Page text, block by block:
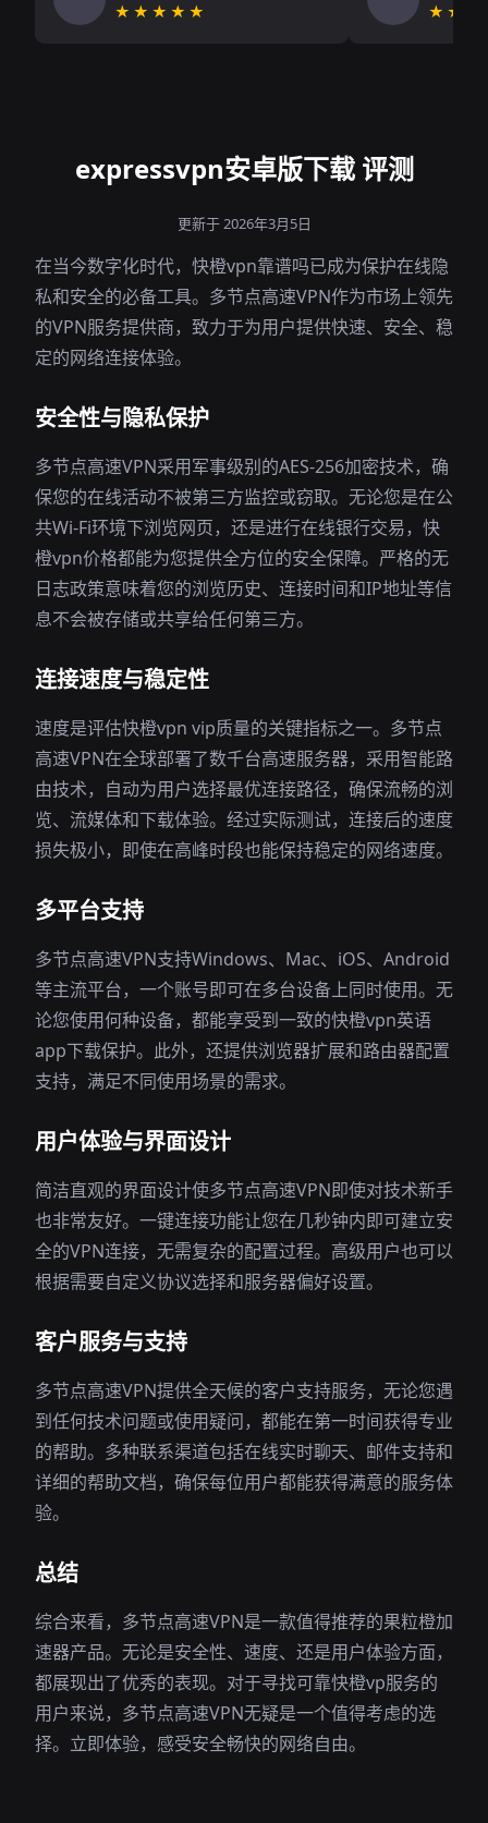
★★★★★
expressvpn安卓版下载 评测
更新于 2026年3月5日
在当今数字化时代，快橙vpn靠谱吗已成为保护在线隐
私和安全的必备工具。多节点高速VPN作为市场上领先
的VPN服务提供商，致力于为用户提供快速、安全、稳
定的网络连接体验。
安全性与隐私保护
多节点高速VPN采用军事级别的AES-256加密技术，确
保您的在线活动不被第三方监控或窃取。无论您是在公
共Wi-Fi环境下浏览网页，还是进行在线银行交易，快
橙vpn价格都能为您提供全方位的安全保障。严格的无
日志政策意味着您的浏览历史、连接时间和IP地址等信
息不会被存储或共享给任何第三方。
连接速度与稳定性
速度是评估快橙vpn vip质量的关键指标之一。多节点
高速VPN在全球部署了数千台高速服务器，采用智能路
由技术，自动为用户选择最优连接路径，确保流畅的浏
览、流媒体和下载体验。经过实际测试，连接后的速度
损失极小，即使在高峰时段也能保持稳定的网络速度。
多平台支持
多节点高速VPN支持Windows、Mac、iOS、Android
等主流平台，一个账号即可在多台设备上同时使用。无
论您使用何种设备，都能享受到一致的快橙vpn英语
app下载保护。此外，还提供浏览器扩展和路由器配置
支持，满足不同使用场景的需求。
用户体验与界面设计
简洁直观的界面设计使多节点高速VPN即使对技术新手
也非常友好。一键连接功能让您在几秒钟内即可建立安
全的VPN连接，无需复杂的配置过程。高级用户也可以
根据需要自定义协议选择和服务器偏好设置。
客户服务与支持
多节点高速VPN提供全天候的客户支持服务，无论您遇
到任何技术问题或使用疑问，都能在第一时间获得专业
的帮助。多种联系渠道包括在线实时聊天、邮件支持和
详细的帮助文档，确保每位用户都能获得满意的服务体
验。
总结
综合来看，多节点高速VPN是一款值得推荐的果粒橙加
速器产品。无论是安全性、速度、还是用户体验方面，
都展现出了优秀的表现。对于寻找可靠快橙vp服务的
用户来说，多节点高速VPN无疑是一个值得考虑的选
择。立即体验，感受安全畅快的网络自由。